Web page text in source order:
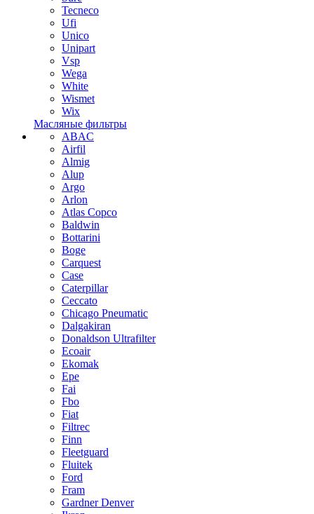
Tecneco
Ufi
Unico
Unipart
Vsp
Wega
White
Wismet
Wix
Масляные фильтры
ABAC
Airfil
Almig
Alup
Argo
Arlon
Atlas Copco
Baldwin
Bottarini
Boge
Carquest
Case
Caterpillar
Ceccato
Chicago Pneumatic
Dalgakiran
Donaldson Ultrafilter
Ecoair
Ekomak
Epe
Fai
Fbo
Fiat
Filtrec
Finn
Fleetguard
Fluitek
Ford
Fram
Gardner Denver